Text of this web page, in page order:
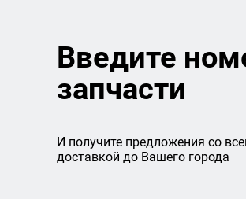
Введите
запчасти
И получите предложения со
доставкой до Вашего города